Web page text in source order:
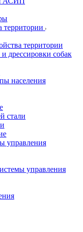
территории
территории
дрессировки собак
населения
стали
управления
управления